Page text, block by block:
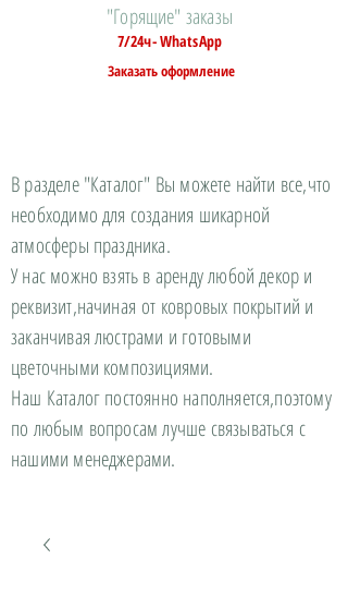
"Горящие" заказы
7/24ч- WhatsApp
Заказать оформление
В разделе "Каталог" Вы можете найти все,что
необходимо для создания шикарной
атмосферы праздника.
У нас можно взять в аренду любой декор и
реквизит,начиная от ковровых покрытий и
заканчивая люстрами и готовыми
цветочными композициями.
Наш Каталог постоянно наполняется,поэтому
по любым вопросам лучше связываться с
нашими менеджерами.